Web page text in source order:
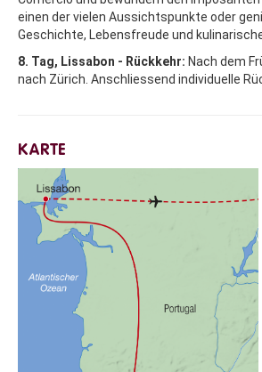
einen der vielen Aussichtspunkte oder
Geschichte, Lebensfreude und
8. Tag, Lissabon - Rückkehr: Nach dem
nach Zürich. Anschliessend individuelle
KARTE